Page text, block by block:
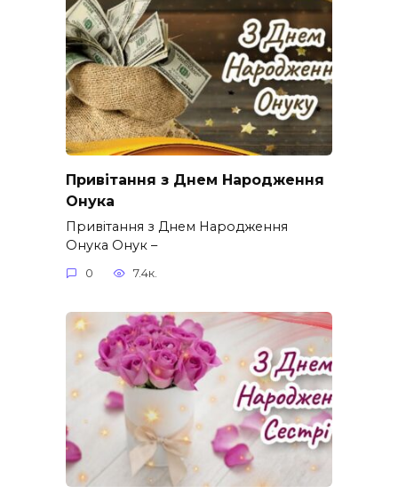
Привітання з Днем Народження
Онука
Привітання з Днем Народження
Онука Онук –
0 7.4к.